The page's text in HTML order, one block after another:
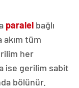
paralel bağlı
akım tüm
her
ise gerilim sabit
bölünür.